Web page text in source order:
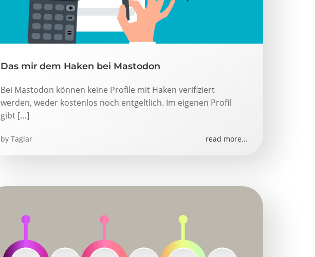
Das mir dem Haken bei Mastodon
Bei Mastodon können keine Profile mit Haken verifiziert
werden, weder kostenlos noch entgeltlich. Im eigenen Profil
gibt […]
by Taglar read more...